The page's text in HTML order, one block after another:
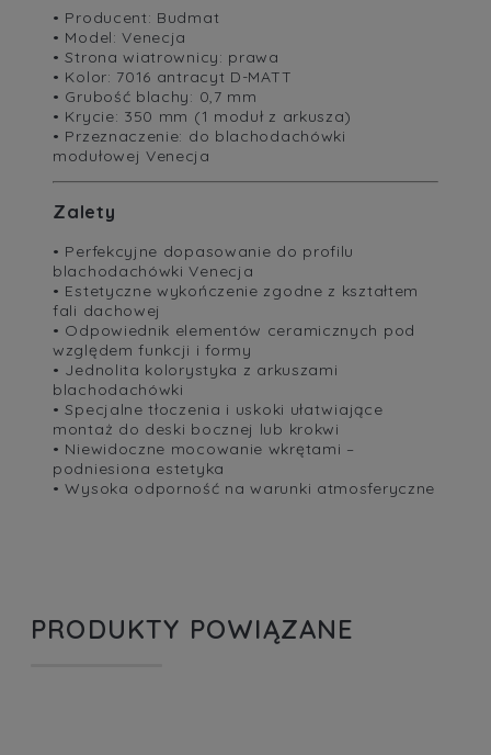
• Producent: Budmat
• Model: Venecja
• Strona wiatrownicy: prawa
• Kolor: 7016 antracyt D-MATT
• Grubość blachy: 0,7 mm
• Krycie: 350 mm (1 moduł z arkusza)
• Przeznaczenie: do blachodachówki
modułowej Venecja
Zalety
• Perfekcyjne dopasowanie do profilu
blachodachówki Venecja
• Estetyczne wykończenie zgodne z kształtem
fali dachowej
• Odpowiednik elementów ceramicznych pod
względem funkcji i formy
• Jednolita kolorystyka z arkuszami
blachodachówki
• Specjalne tłoczenia i uskoki ułatwiające
montaż do deski bocznej lub krokwi
• Niewidoczne mocowanie wkrętami –
podniesiona estetyka
• Wysoka odporność na warunki atmosferyczne
PRODUKTY POWIĄZANE